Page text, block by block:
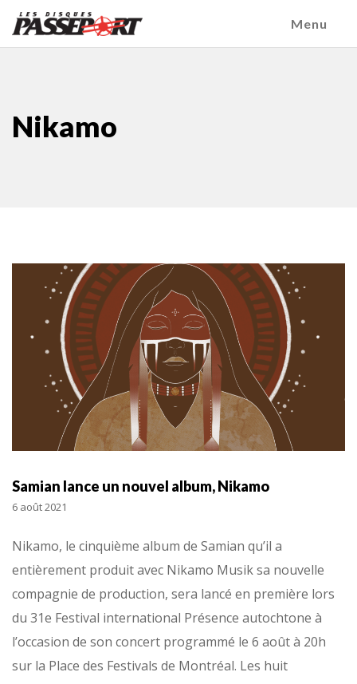
Menu
Nikamo
Samian lance un nouvel album, Nikamo
6 août 2021
Nikamo, le cinquième album de Samian qu’il a
entièrement produit avec Nikamo Musik sa nouvelle
compagnie de production, sera lancé en première lors
du 31e Festival international Présence autochtone à
l’occasion de son concert programmé le 6 août à 20h
sur la Place des Festivals de Montréal. Les huit